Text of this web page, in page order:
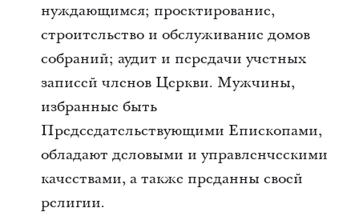
нуждающимся; проектирование,
строительство и обслуживание домов
собраний; аудит и передачи учетных
записей членов Церкви. Мужчины,
избранные быть
Председательствующими Епископами,
обладают деловыми и управленческими
качествами, а также преданны своей
религии.